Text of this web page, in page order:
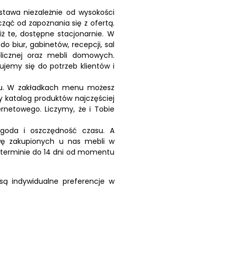
niezależnie od wysokości
od zapoznania się z ofertą.
te, dostępne stacjonarnie. W
biur, gabinetów, recepcji, sal
oraz mebli domowych.
się do potrzeb klientów i
W zakładkach menu możesz
katalog produktów najczęściej
Liczymy, że i Tobie
i oszczędność czasu. A
zakupionych u nas mebli w
do 14 dni od momentu
indywidualne preferencje w